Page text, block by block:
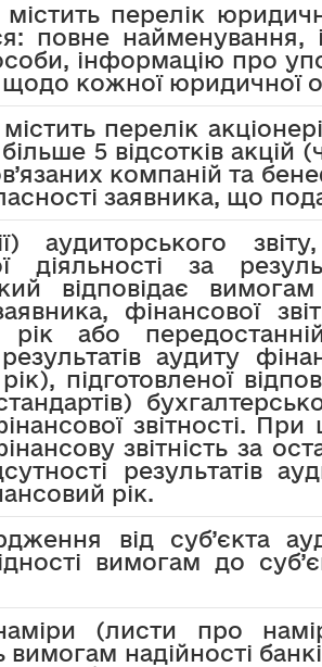
перелік
повне
інформацію про
кожної юридичної
перелік
5 відсотків акцій
компаній та
заявника, що
аудиторського
діяльності за
відповідає
фінансової
рік або
аудиту
підготовленої
звітності.
звітність за
результатів
рік.
від суб’єкта
вимогам до
(листи про
вимогам надійності